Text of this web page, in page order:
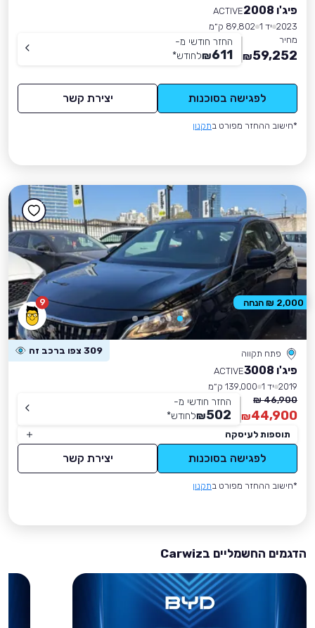
פיג'ו 2008
ACTIVE
2023 יד 1
89,802 ק״מ
מחיר
59,252
₪
החזר חודשי מ-
611
₪לחודש*
לפגישה בסוכנות יצירת קשר
*חישוב ההחזר מפורט בתקנון
9
פתח תקווה 309 צפו ברכב זה
פיג'ו 3008
ACTIVE
2019 יד 1
139,000 ק״מ
46,900 ₪
44,900
₪
החזר חודשי מ-
502
₪לחודש*
תוספות לעיסקה
לפגישה בסוכנות יצירת קשר
*חישוב ההחזר מפורט בתקנון
2,000 ₪ הנחה
הדגמים החשמליים בCarwiz